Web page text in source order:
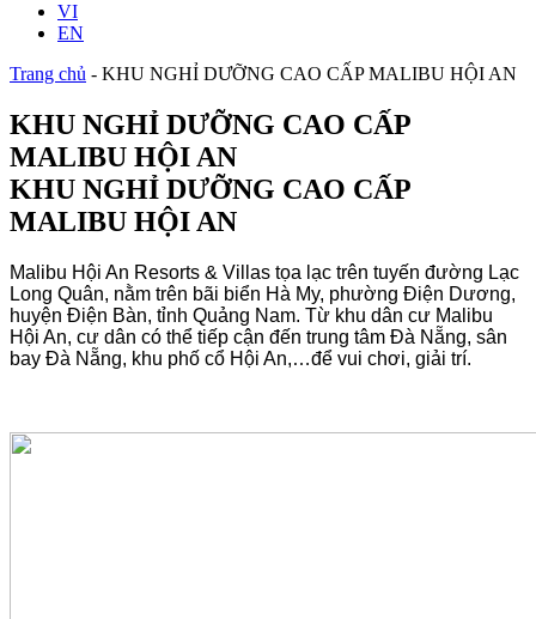
VI
EN
Trang chủ - KHU NGHỈ DƯỠNG CAO CẤP MALIBU HỘI AN
KHU NGHỈ DƯỠNG CAO CẤP
MALIBU HỘI AN
KHU NGHỈ DƯỠNG CAO CẤP
MALIBU HỘI AN
Malibu Hội An Resorts & Villas tọa lạc trên tuyến đường Lạc
Long Quân, nằm trên bãi biển Hà My, phường Điện Dương,
huyện Điện Bàn, tỉnh Quảng Nam. Từ khu dân cư Malibu
Hội An, cư dân có thể tiếp cận đến trung tâm Đà Nẵng, sân
bay Đà Nẵng, khu phố cổ Hội An,…để vui chơi, giải trí.